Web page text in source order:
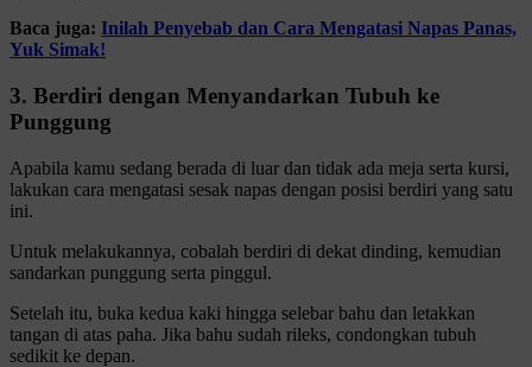
Baca juga: Inilah Penyebab dan Cara Mengatasi Napas Panas,
Yuk Simak!
3. Berdiri dengan Menyandarkan Tubuh ke
Punggung
Apabila kamu sedang berada di luar dan tidak ada meja serta kursi,
lakukan cara mengatasi sesak napas dengan posisi berdiri yang satu
ini.
Untuk melakukannya, cobalah berdiri di dekat dinding, kemudian
sandarkan punggung serta pinggul.
Setelah itu, buka kedua kaki hingga selebar bahu dan letakkan
tangan di atas paha. Jika bahu sudah rileks, condongkan tubuh
sedikit ke depan.